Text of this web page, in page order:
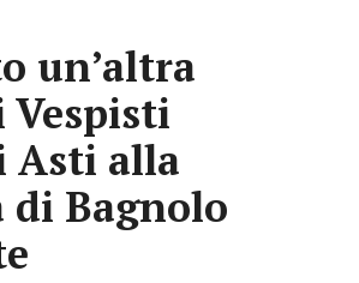
un’altra
Vespisti
Asti alla
di Bagnolo